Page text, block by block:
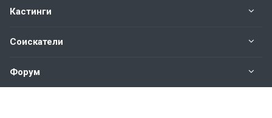
Кастинги
Соискатели
Форум